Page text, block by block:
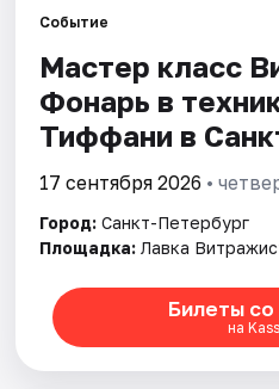
Города
Площадки
Артисты
Рейтинги
Событие
Мастер класс
Фонарь в
Тиффани в
17 сентября 2026 •
Город: Санкт-Петербург
Площадка: Лавка
Билеты
на